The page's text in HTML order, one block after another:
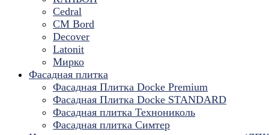
Cedral
CM Bord
Decover
Latonit
Мирко
Фасадная плитка
Фасадная Плитка Docke Premium
Фасадная Плитка Docke STANDARD
Фасадная плитка Технониколь
Фасадная плитка Симтер